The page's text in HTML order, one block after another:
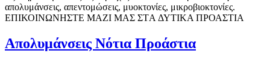
απολυμάνσεις, απεντομώσεις, μυοκτονίες, μικροβιοκτονίες.
ΕΠΙΚΟΙΝΩΝΗΣΤΕ ΜΑΖΙ ΜΑΣ ΣΤA ΔΥΤΙΚΑ ΠΡΟΑΣΤΙΑ
Απολυμάνσεις Νότια Προάστια